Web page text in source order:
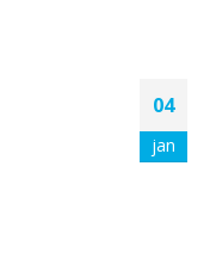
04
jan